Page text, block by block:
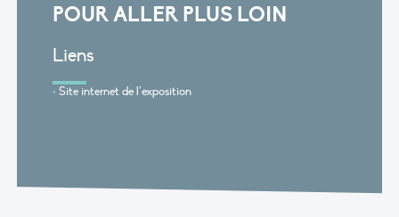
POUR ALLER PLUS LOIN
Liens
Site internet de l’exposition